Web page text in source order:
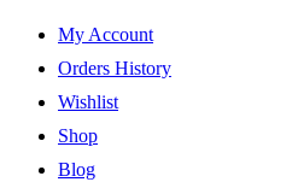
My Account
Orders History
Wishlist
Shop
Blog